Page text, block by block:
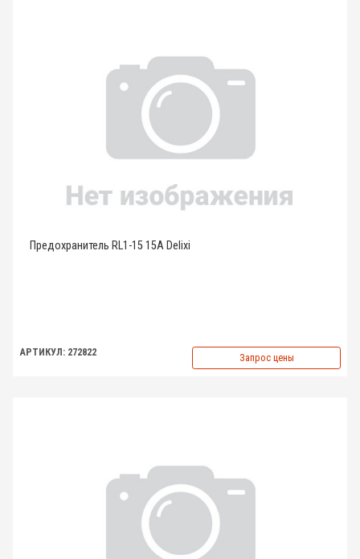
Предохранитель RL1-15 15A Delixi
АРТИКУЛ: 272822 Запрос цены